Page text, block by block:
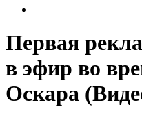
Первая
в эфир во
Оскара